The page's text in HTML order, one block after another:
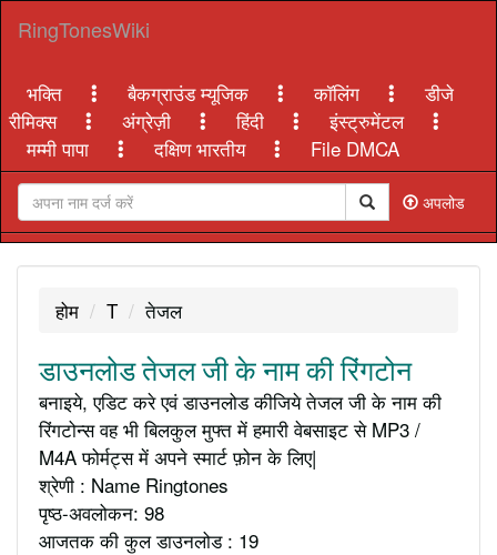
RingTonesWiki
भक्ति बैकग्राउंड म्यूजिक कॉलिंग
डीजे
रीमिक्स
अंग्रेज़ी हिंदी
इंस्ट्रुमेंटल
मम्मी पापा
दक्षिण भारतीय File DMCA
अपलोड
होम T तेजल
डाउनलोड तेजल जी के नाम की रिंगटोन
बनाइये, एडिट करे एवं डाउनलोड कीजिये तेजल जी के नाम की
रिंगटोन्स वह भी बिलकुल मुफ्त में हमारी वेबसाइट से MP3 /
M4A फोर्मट्स में अपने स्मार्ट फ़ोन के लिए|
श्रेणी : Name Ringtones
पृष्ठ-अवलोकन: 98
आजतक की कुल डाउनलोड : 19